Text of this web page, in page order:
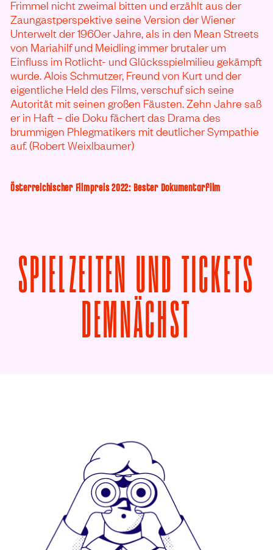
Frimmel nicht zweimal bitten und erzählt aus der
Zaungastperspektive seine Version der Wiener
Unterwelt der 1960er Jahre, als in den Mean Streets
von Mariahilf und Meidling immer brutaler um
Einfluss im Rotlicht- und Glücksspielmilieu gekämpft
wurde. Alois Schmutzer, Freund von Kurt und der
eigentliche Held des Films, verschuf sich seine
Autorität mit seinen großen Fäusten. Zehn Jahre saß
er in Haft – die Doku fächert das Drama des
brummigen Phlegmatikers mit deutlicher Sympathie
auf. (Robert Weixlbaumer)
Österreichischer Filmpreis 2022: Bester Dokumentarfilm
SPIELZEITEN UND TICKETS
DEMNÄCHST